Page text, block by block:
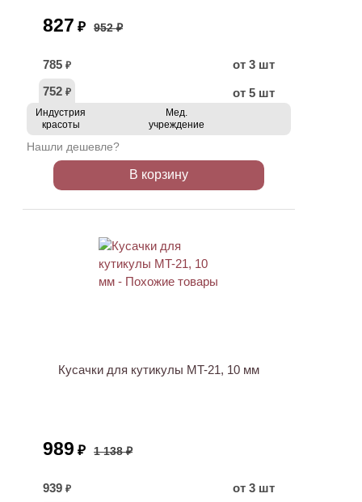
827 ₽ 952 ₽
785 ₽
от 3 шт
752 ₽ от 5 шт
Индустрия
красоты
Мед.
учреждение
Нашли дешевле?
В корзину
Кусачки для кутикулы MT-21, 10 мм
989 ₽ 1 138 ₽
939 ₽
от 3 шт